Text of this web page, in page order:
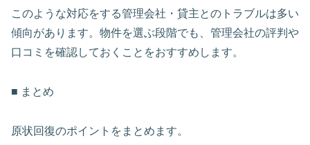
このような対応をする管理会社・貸主とのトラブルは多い
傾向があります。物件を選ぶ段階でも、管理会社の評判や
口コミを確認しておくことをおすすめします。
■ まとめ
原状回復のポイントをまとめます。